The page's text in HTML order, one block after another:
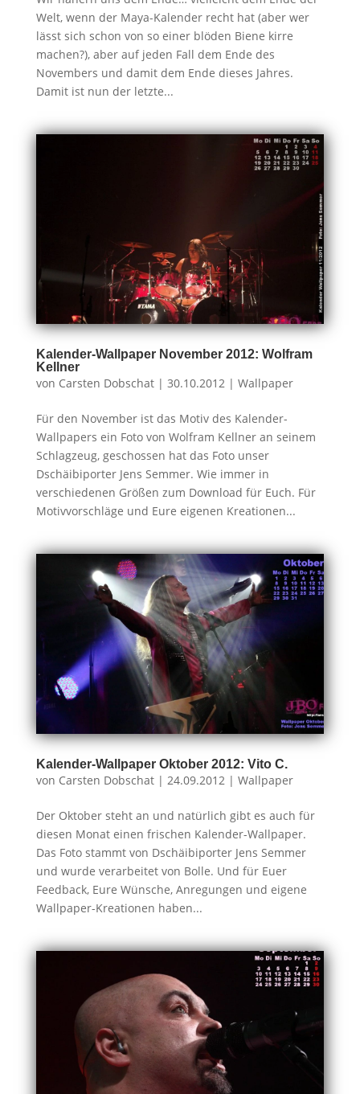
Welt, wenn der Maya-Kalender recht hat (aber wer
lässt sich schon von so einer blöden Biene kirre
machen?), aber auf jeden Fall dem Ende des
Novembers und damit dem Ende dieses Jahres.
Damit ist nun der letzte...
Kalender-Wallpaper November 2012: Wolfram
Kellner
von Carsten Dobschat| 30.10.2012| Wallpaper
Für den November ist das Motiv des Kalender-
Wallpapers ein Foto von Wolfram Kellner an seinem
Schlagzeug, geschossen hat das Foto unser
Dschäibiporter Jens Semmer. Wie immer in
verschiedenen Größen zum Download für Euch. Für
Motivvorschläge und Eure eigenen Kreationen...
Kalender-Wallpaper Oktober 2012: Vito C.
von Carsten Dobschat| 24.09.2012| Wallpaper
Der Oktober steht an und natürlich gibt es auch für
diesen Monat einen frischen Kalender-Wallpaper.
Das Foto stammt von Dschäibiporter Jens Semmer
und wurde verarbeitet von Bolle. Und für Euer
Feedback, Eure Wünsche, Anregungen und eigene
Wallpaper-Kreationen haben...